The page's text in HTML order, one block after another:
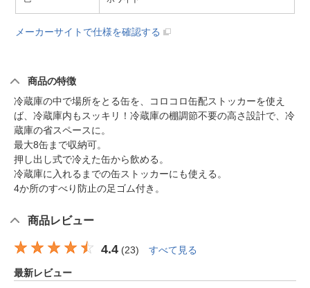
メーカーサイトで仕様を確認する
商品の特徴
冷蔵庫の中で場所をとる缶を、コロコロ缶配ストッカーを使え
ば、冷蔵庫内もスッキリ！冷蔵庫の棚調節不要の高さ設計で、冷
蔵庫の省スペースに。
最大8缶まで収納可。
押し出し式で冷えた缶から飲める。
冷蔵庫に入れるまでの缶ストッカーにも使える。
4か所のすべり防止の足ゴム付き。
商品レビュー
4.4 (23) すべて見る
最新レビュー